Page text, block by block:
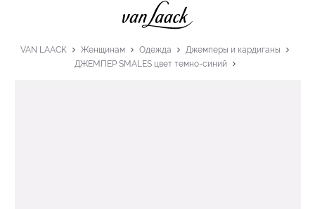
VAN LAACK Женщинам Одежда
Джемперы и кардиганы
ДЖЕМПЕР SMALES цвет темно-синий